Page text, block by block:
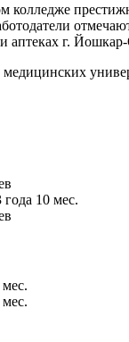
аптеках г.
10 мес.